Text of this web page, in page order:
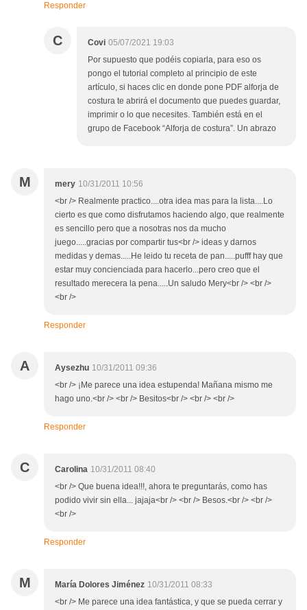
Responder
C Covi 05/07/2021 19:03
Por supuesto que podéis copiarla, para eso os
pongo el tutorial completo al principio de este
artículo, si haces clic en donde pone PDF alforja de
costura te abrirá el documento que puedes guardar,
imprimir o lo que necesites. También está en el
grupo de Facebook “Alforja de costura”. Un abrazo
M mery 10/31/2011 10:56
<br /> Realmente practico....otra idea mas para la lista....Lo
cierto es que como disfrutamos haciendo algo, que realmente
es sencillo pero que a nosotras nos da mucho
juego.....gracias por compartir tus<br /> ideas y darnos
medidas y demas.....He leido tu receta de pan.....pufff hay que
estar muy concienciada para hacerlo...pero creo que el
resultado merecera la pena.....Un saludo Mery<br /> <br />
<br />
Responder
A Aysezhu 10/31/2011 09:36
<br /> ¡Me parece una idea estupenda! Mañana mismo me
hago uno.<br /> <br /> Besitos<br /> <br /> <br />
Responder
C Carolina 10/31/2011 08:40
<br /> Que buena idea!!!, ahora te preguntarás, como has
podido vivir sin ella... jajaja<br /> <br /> Besos.<br /> <br />
<br />
Responder
M María Dolores Jiménez 10/31/2011 08:33
<br /> Me parece una idea fantástica, y que se pueda cerrar y